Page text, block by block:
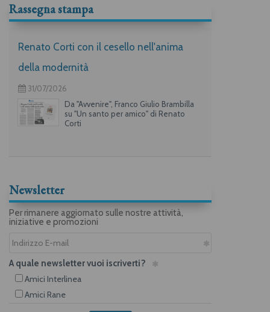
Rassegna stampa
Renato Corti con il cesello nell'anima
della modernità
31/07/2026
Da "Avvenire", Franco Giulio Brambilla
su "Un santo per amico" di Renato
Corti
Newsletter
Per rimanere aggiornato sulle nostre attività,
iniziative e promozioni
A quale newsletter vuoi iscriverti?
Amici Interlinea
Amici Rane